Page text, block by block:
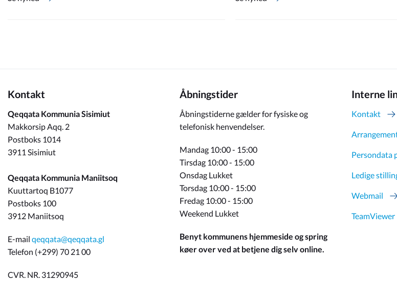
Kontakt
Qeqqata Kommunia Sisimiut
Makkorsip Aqq. 2
Postboks 1014
3911 Sisimiut
Qeqqata Kommunia Maniitsoq
Kuuttartoq B1077
Postboks 100
3912 Maniitsoq
E-mail qeqqata@qeqqata.gl
Telefon (+299) 70 21 00
CVR. NR. 31290945
Åbningstider
Åbningstiderne gælder for fysiske og
telefonisk henvendelser.
Mandag 10:00 - 15:00
Tirsdag 10:00 - 15:00
Onsdag Lukket
Torsdag 10:00 - 15:00
Fredag 10:00 - 15:00
Weekend Lukket
Benyt kommunens hjemmeside og spring
køer over ved at betjene dig selv online.
Interne
Kontakt
Persondata
Ledige
Webmail
TeamViewer